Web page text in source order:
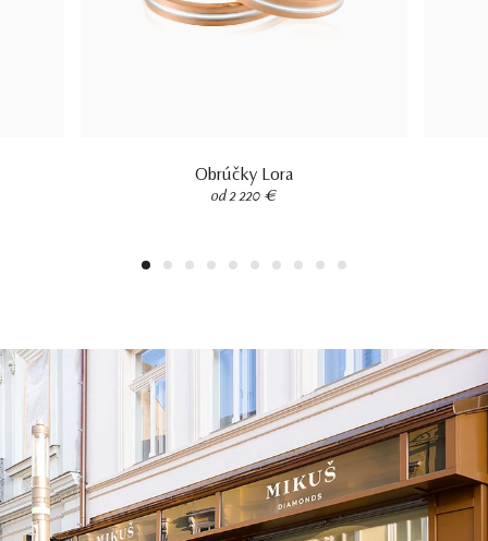
Obrúčky Lora
od 2 220 €
1 2 3 4 5 6 7 8 9 10